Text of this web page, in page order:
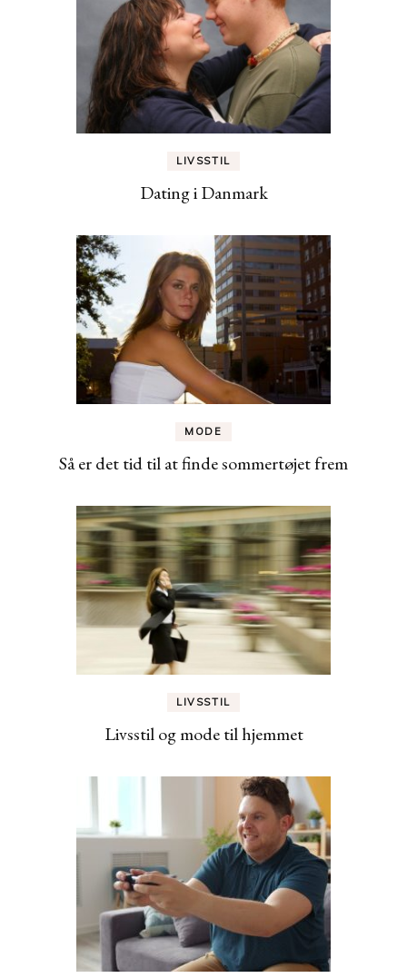
LIVSSTIL
Dating i Danmark
MODE
Så er det tid til at finde sommertøjet frem
LIVSSTIL
Livsstil og mode til hjemmet